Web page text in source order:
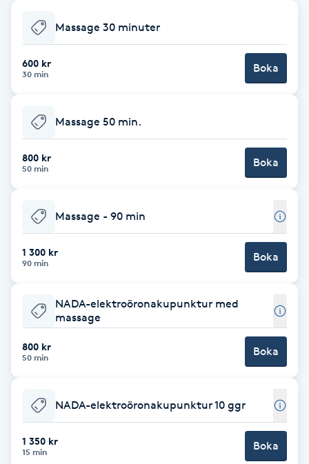
Babylights
Balayage
Barber
BIAB
Blowout
Brynfärgning
Brynplockning
Bröllopsuppsättning
Massage 30 minuter
600 kr
30 min Boka
Massage 50 min.
800 kr
50 min Boka
Massage - 90 min
1 300 kr
90 min Boka
NADA-elektroöronakupunktur med
massage
800 kr
50 min Boka
NADA-elektroöronakupunktur 10 ggr
1 350 kr
15 min Boka